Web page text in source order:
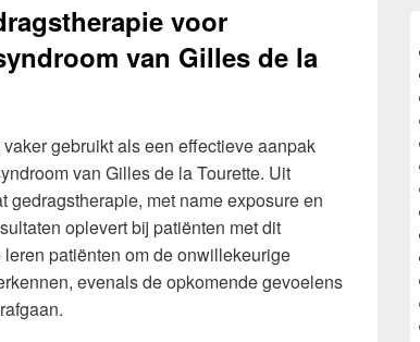
voor
van Gilles de la
gebruikt als een effectieve aanpak
van Gilles de la Tourette. Uit
gedragstherapie, met name exposure en
oplevert bij patiënten met dit
patiënten om de onwillekeurige
evenals de opkomende gevoelens